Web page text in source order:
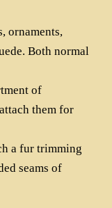
ornaments,
Both normal
of
them for
a fur trimming
seams of